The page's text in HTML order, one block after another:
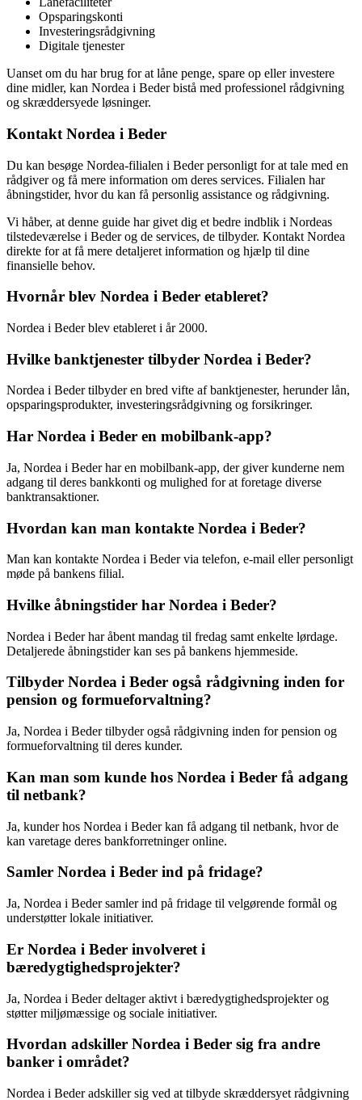
Opsparingskonti
Investeringsrådgivning
Digitale tjenester
Uanset om du har brug for at låne penge, spare op eller investere
dine midler, kan Nordea i Beder bistå med professionel rådgivning
og skræddersyede løsninger.
Kontakt Nordea i Beder
Du kan besøge Nordea-filialen i Beder personligt for at tale med en
rådgiver og få mere information om deres services. Filialen har
åbningstider, hvor du kan få personlig assistance og rådgivning.
Vi håber, at denne guide har givet dig et bedre indblik i Nordeas
tilstedeværelse i Beder og de services, de tilbyder. Kontakt Nordea
direkte for at få mere detaljeret information og hjælp til dine
finansielle behov.
Hvornår blev Nordea i Beder etableret?
Nordea i Beder blev etableret i år 2000.
Hvilke banktjenester tilbyder Nordea i Beder?
Nordea i Beder tilbyder en bred vifte af banktjenester, herunder lån,
opsparingsprodukter, investeringsrådgivning og forsikringer.
Har Nordea i Beder en mobilbank-app?
Ja, Nordea i Beder har en mobilbank-app, der giver kunderne nem
adgang til deres bankkonti og mulighed for at foretage diverse
banktransaktioner.
Hvordan kan man kontakte Nordea i Beder?
Man kan kontakte Nordea i Beder via telefon, e-mail eller personligt
møde på bankens filial.
Hvilke åbningstider har Nordea i Beder?
Nordea i Beder har åbent mandag til fredag samt enkelte lørdage.
Detaljerede åbningstider kan ses på bankens hjemmeside.
Tilbyder Nordea i Beder også rådgivning inden for
pension og formueforvaltning?
Ja, Nordea i Beder tilbyder også rådgivning inden for pension og
formueforvaltning til deres kunder.
Kan man som kunde hos Nordea i Beder få adgang
til netbank?
Ja, kunder hos Nordea i Beder kan få adgang til netbank, hvor de
kan varetage deres bankforretninger online.
Samler Nordea i Beder ind på fridage?
Ja, Nordea i Beder samler ind på fridage til velgørende formål og
understøtter lokale initiativer.
Er Nordea i Beder involveret i
bæredygtighedsprojekter?
Ja, Nordea i Beder deltager aktivt i bæredygtighedsprojekter og
støtter miljømæssige og sociale initiativer.
Hvordan adskiller Nordea i Beder sig fra andre
banker i området?
Nordea i Beder adskiller sig ved at tilbyde skræddersyet rådgivning